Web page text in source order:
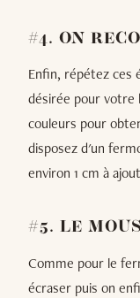
#4. ON
Enfin, répétez ces
désirée pour votre
couleurs pour
disposez d'un
environ 1 cm à
#5. LE
Comme pour le
écraser puis on